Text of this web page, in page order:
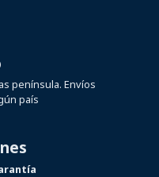
península. Envíos
país